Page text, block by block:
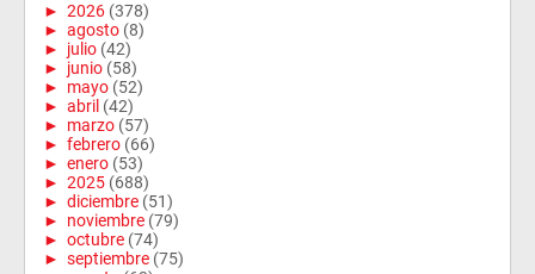
► 2026 (378)
► agosto (8)
► julio (42)
► junio (58)
► mayo (52)
► abril (42)
► marzo (57)
► febrero (66)
► enero (53)
► 2025 (688)
► diciembre (51)
► noviembre (79)
► octubre (74)
► septiembre (75)